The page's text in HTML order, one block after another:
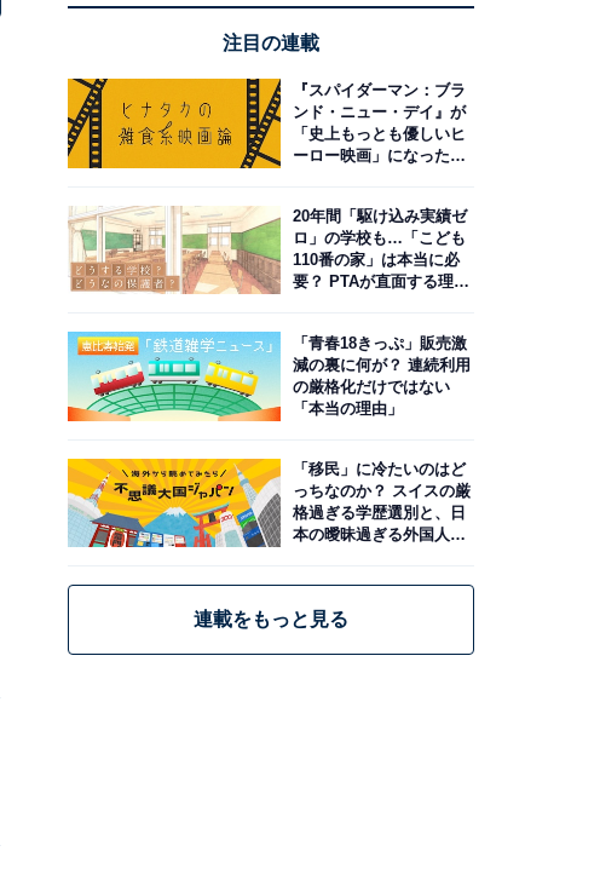
注目の連載
『スパイダーマン：ブラ
ンド・ニュー・デイ』が
「史上もっとも優しいヒ
ーロー映画」になった理
20年間「駆け込み実績ゼ
ロ」の学校も…「こども
110番の家」は本当に必
要？ PTAが直面する理想
「青春18きっぷ」販売激
減の裏に何が？ 連続利用
の厳格化だけではない
「本当の理由」
「移民」に冷たいのはど
っちなのか？ スイスの厳
格過ぎる学歴選別と、日
本の曖昧過ぎる外国人政
連載をもっと見る